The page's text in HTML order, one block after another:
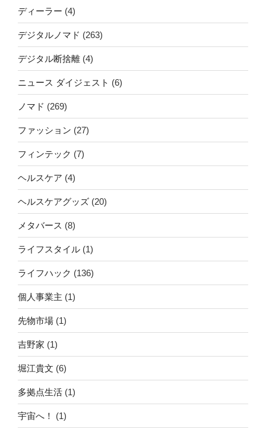
ディーラー (4)
デジタルノマド (263)
デジタル断捨離 (4)
ニュース ダイジェスト (6)
ノマド (269)
ファッション (27)
フィンテック (7)
ヘルスケア (4)
ヘルスケアグッズ (20)
メタバース (8)
ライフスタイル (1)
ライフハック (136)
個人事業主 (1)
先物市場 (1)
吉野家 (1)
堀江貴文 (6)
多拠点生活 (1)
宇宙へ！ (1)